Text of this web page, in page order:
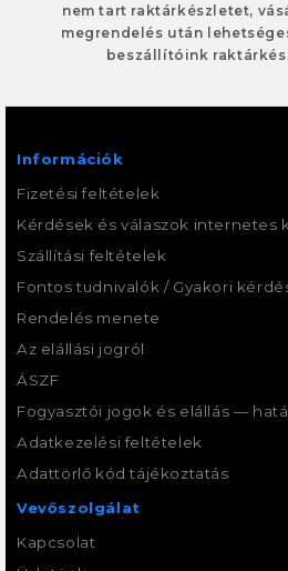
nem tart raktárkészletet,
megrendelés után
beszállítóink
Információk
Fizetési feltételek
Kérdések és válaszok internetes
Szállítási feltételek
Fontos tudnivalók / Gyakori
Rendelés menete
Az elállási jogról
ÁSZF
Fogyasztói jogok és elállás —
Adatkezelési feltételek
Adattörlő kód tájékoztatás
Vevőszolgálat
Kapcsolat